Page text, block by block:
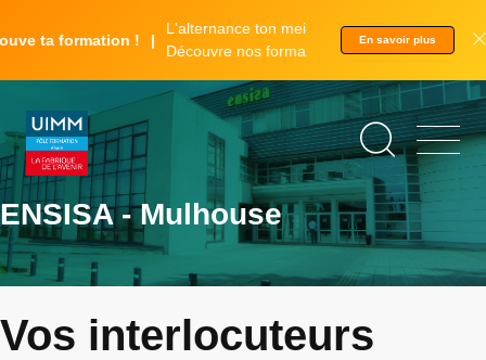
au ta formation !
L'alternance ton meilleur tremplin.
Découvre nos formations.
En savoir plus
ENSISA - Mulhouse
Vos interlocuteurs